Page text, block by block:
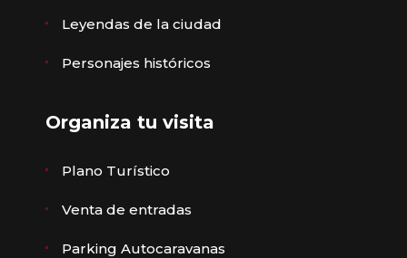
Leyendas de la ciudad
Personajes históricos
Organiza tu visita
Plano Turístico
Venta de entradas
Parking Autocaravanas